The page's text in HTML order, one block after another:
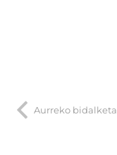
Aurreko bidalketa